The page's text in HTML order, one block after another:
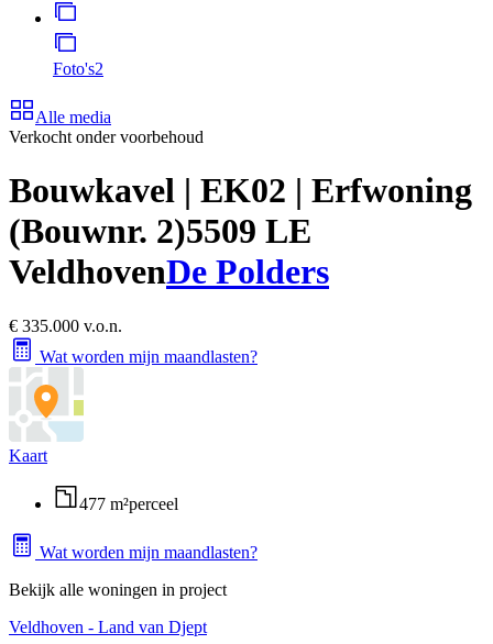
Foto's2
Alle media
Verkocht onder voorbehoud
Bouwkavel | EK02 | Erfwoning
(Bouwnr. 2)5509 LE
VeldhovenDe Polders
€ 335.000 v.o.n.
Wat worden mijn maandlasten?
Kaart
477 m²perceel
Wat worden mijn maandlasten?
Bekijk alle woningen in project
Veldhoven - Land van Djept